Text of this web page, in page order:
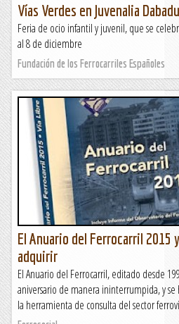
Vías Verdes en Juvenalia
Feria de ocio infantil y juvenil, que se
al 8 de diciembre
Fundación de los Ferrocarriles Españoles
El Anuario del Ferrocarril 2015
adquirir
El Anuario del Ferrocarril, editado desde
aniversario de manera ininterrumpida, y
la herramienta de consulta del sector